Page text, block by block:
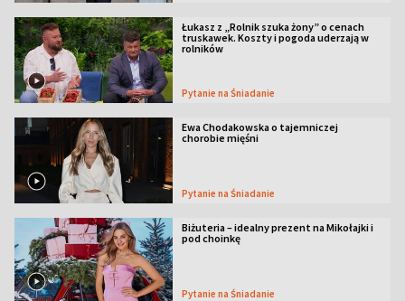
Łukasz z „Rolnik szuka żony” o cenach
truskawek. Koszty i pogoda uderzają w
rolników
Pytanie na Śniadanie
Ewa Chodakowska o tajemniczej
chorobie mięśni
Pytanie na Śniadanie
Biżuteria – idealny prezent na Mikołajki i
pod choinkę
Pytanie na Śniadanie